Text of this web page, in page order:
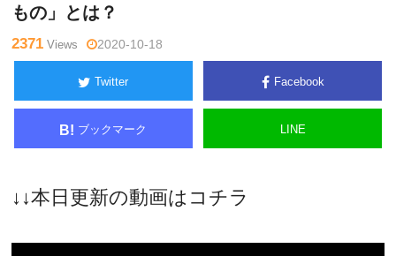
もの」とは？
2371 Views 2020-10-18
Twitter Facebook
B! ブックマーク LINE
↓↓本日更新の動画はコチラ